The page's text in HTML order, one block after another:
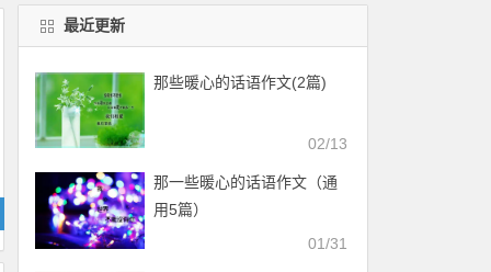
最近更新
那些暖心的话语作文(2篇)
02/13
那一些暖心的话语作文（通
用5篇）
01/31